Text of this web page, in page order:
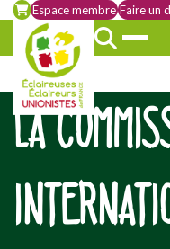
Espace membre Faire un
LA